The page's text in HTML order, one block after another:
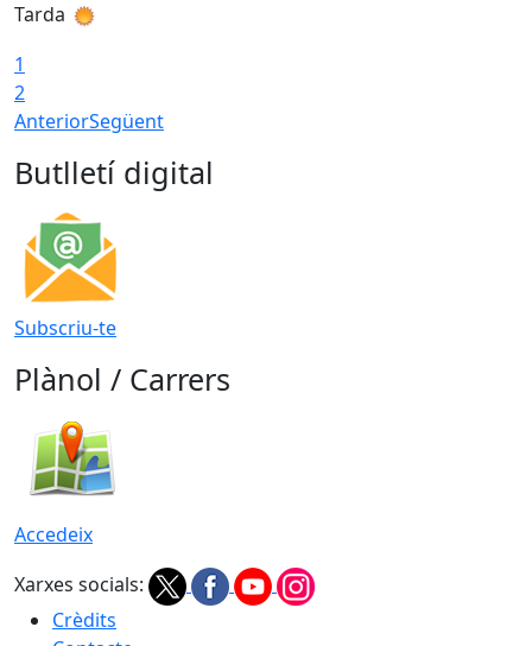
Tarda
1
2
AnteriorSegüent
Butlletí digital
Subscriu-te
Plànol / Carrers
Accedeix
Xarxes socials:
Crèdits